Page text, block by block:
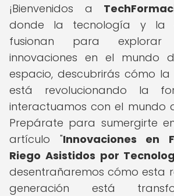
¡Bienvenidos a
donde la tecnología y la
fusionan para
innovaciones en el mundo
espacio, descubrirás cómo
está revolucionando la
interactuamos con el mundo
Prepárate para sumergirte
artículo "Innovaciones en
Riego Asistidos por
desentrañaremos cómo esta
generación está